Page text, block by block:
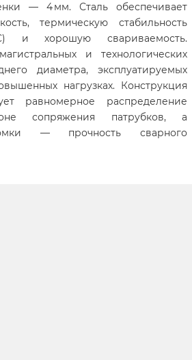
— 4 мм. Сталь обеспечивает
термическую стабильность
°C) и хорошую свариваемость.
и технологических
диаметра, эксплуатируемых
нагрузках. Конструкция
равномерное распределение
сопряжения патрубков, а
— прочность сварного